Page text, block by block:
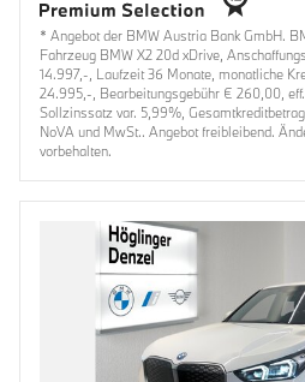
* Angebot der BMW Austria Bank GmbH.
Fahrzeug BMW X2 20d xDrive,
14.997,-, Laufzeit 36 Monate, monatliche
24.995,-, Bearbeitungsgebühr € 260,00,
Sollzinssatz var. 5,99%,
NoVA und MwSt.. Angebot freibleibend.
vorbehalten.